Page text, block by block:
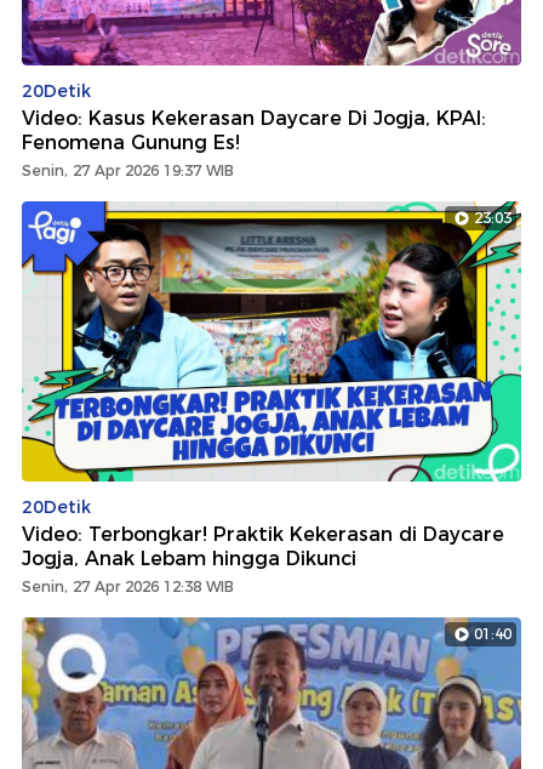
20Detik
Video: Kasus Kekerasan Daycare Di Jogja, KPAI:
Fenomena Gunung Es!
Senin, 27 Apr 2026 19:37 WIB
23:03
20Detik
Video: Terbongkar! Praktik Kekerasan di Daycare
Jogja, Anak Lebam hingga Dikunci
Senin, 27 Apr 2026 12:38 WIB
01:40